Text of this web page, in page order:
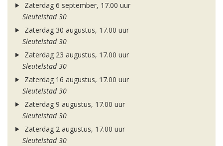
Zaterdag 6 september, 17.00 uur
Sleutelstad 30
Zaterdag 30 augustus, 17.00 uur
Sleutelstad 30
Zaterdag 23 augustus, 17.00 uur
Sleutelstad 30
Zaterdag 16 augustus, 17.00 uur
Sleutelstad 30
Zaterdag 9 augustus, 17.00 uur
Sleutelstad 30
Zaterdag 2 augustus, 17.00 uur
Sleutelstad 30